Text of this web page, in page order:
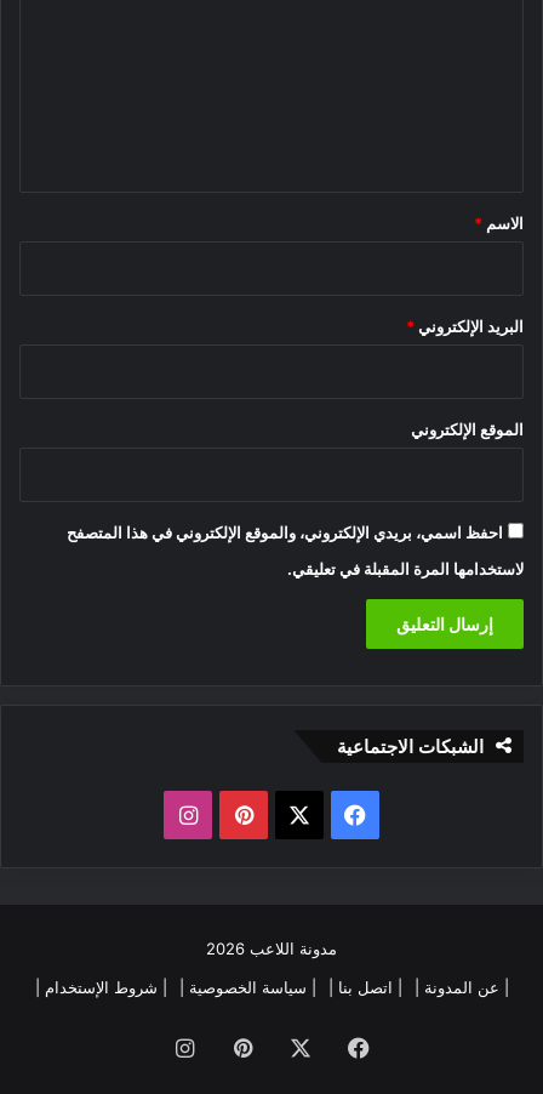
*
الاسم *
البريد الإلكتروني *
الموقع الإلكتروني
احفظ اسمي، بريدي الإلكتروني، والموقع الإلكتروني في هذا المتصفح
لاستخدامها المرة المقبلة في تعليقي.
الشبكات الاجتماعية
فيسبوك بينتيريستانستقرام
مدونة اللاعب 2026
| عن المدونة |
| اتصل بنا | | سياسة الخصوصية | | شروط الإستخدام |
فيسبوك بينتيريستانستقرام